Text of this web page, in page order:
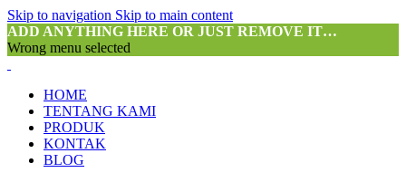
Skip to navigation Skip to main content
ADD ANYTHING HERE OR JUST REMOVE IT…
Wrong menu selected
HOME
TENTANG KAMI
PRODUK
KONTAK
BLOG